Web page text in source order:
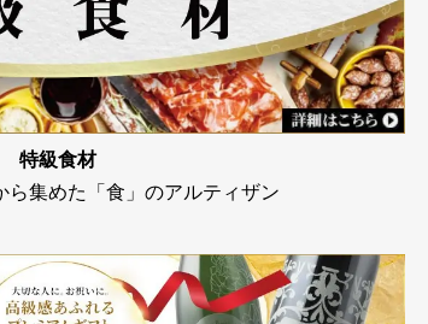
特級食材
ら集めた「食」のアルティザン